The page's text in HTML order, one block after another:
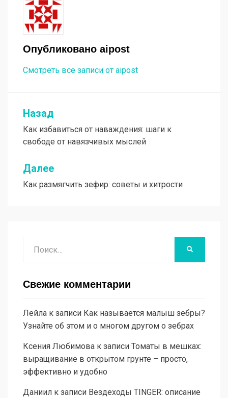
Опубликовано aipost
Смотреть все записи от aipost
Навигация
по
записям
Назад
Как избавиться от наваждения: шаги к
свободе от навязчивых мыслей
Далее
Как размягчить зефир: советы и хитрости
Свежие комментарии
Лейла к записи Как называется малыш зебры?
Узнайте об этом и о многом другом о зебрах
Ксения Любимова к записи Томаты в мешках:
выращивание в открытом грунте – просто,
эффективно и удобно
Даниил к записи Вездеходы TINGER: описание